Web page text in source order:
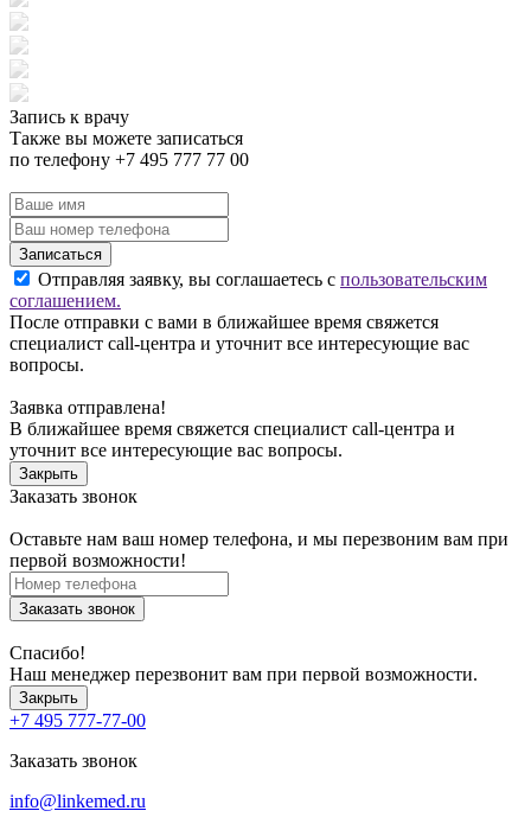
Запись к врачу
Также вы можете записаться
по телефону +7 495 777 77 00
Записаться
Отправляя заявку, вы соглашаетесь с пользовательским
соглашением.
После отправки с вами в ближайшее время свяжется
специалист call-центра и уточнит все интересующие вас
вопросы.
Заявка отправлена!
В ближайшее время свяжется специалист call-центра и
уточнит все интересующие вас вопросы.
Закрыть
Заказать звонок
Оставьте нам ваш номер телефона, и мы перезвоним вам при
первой возможности!
Заказать звонок
Спасибо!
Наш менеджер перезвонит вам при первой возможности.
Закрыть
+7 495 777-77-00
Заказать звонок
info@linkemed.ru